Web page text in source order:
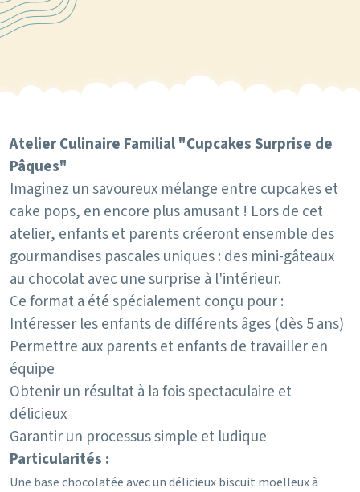
Atelier Culinaire Familial "Cupcakes Surprise de
Pâques"
Imaginez un savoureux mélange entre cupcakes et
cake pops, en encore plus amusant ! Lors de cet
atelier, enfants et parents créeront ensemble des
gourmandises pascales uniques : des mini-gâteaux
au chocolat avec une surprise à l'intérieur.
Ce format a été spécialement conçu pour :
Intéresser les enfants de différents âges (dès 5 ans)
Permettre aux parents et enfants de travailler en
équipe
Obtenir un résultat à la fois spectaculaire et
délicieux
Garantir un processus simple et ludique
Particularités :
Une base chocolatée avec un délicieux biscuit moelleux à